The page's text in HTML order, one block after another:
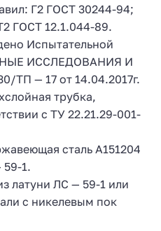
Г2 ГОСТ 30244-94;
ГОСТ 12.1.044-89.
Испытательной
ИССЛЕДОВАНИЯ И
— 17 от 14.04.2017г.
трубка,
с ТУ 22.21.29-001-
сталь А151204
59-1.
латуни ЛС — 59-1 или
с никелевым пок